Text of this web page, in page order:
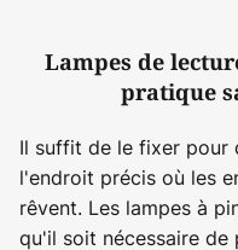
Lampes de
pratique
Il suffit de le fixer pour
l'endroit précis où les
rêvent. Les lampes à
qu'il soit nécessaire de